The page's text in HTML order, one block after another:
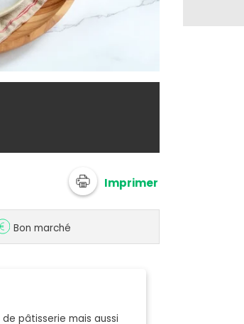
Imprimer
Bon marché
pâtisserie mais aussi